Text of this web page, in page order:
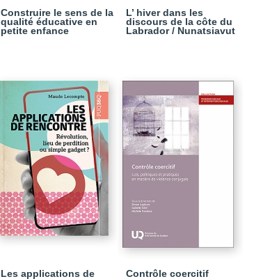
Construire le sens de la
qualité éducative en
petite enfance
L’ hiver dans les
discours de la côte du
Labrador / Nunatsiavut
Les applications de
Contrôle coercitif